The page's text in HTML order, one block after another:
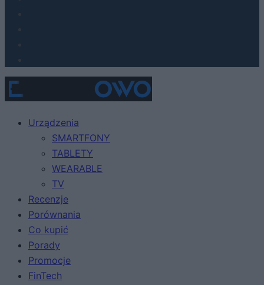
Urządzenia
SMARTFONY
TABLETY
WEARABLE
TV
Recenzje
Porównania
Co kupić
Porady
Promocje
FinTech